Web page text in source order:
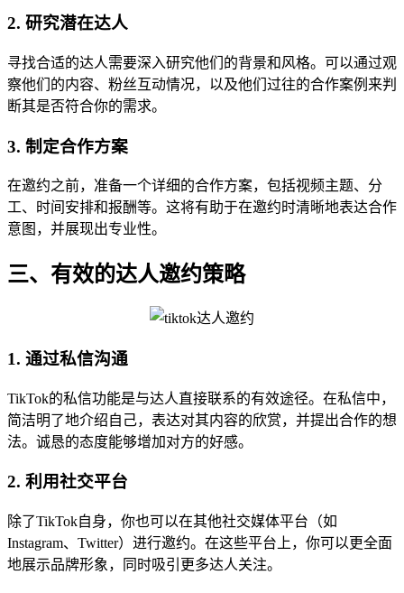
2. 研究潜在达人
寻找合适的达人需要深入研究他们的背景和风格。可以通过观
察他们的内容、粉丝互动情况，以及他们过往的合作案例来判
断其是否符合你的需求。
3. 制定合作方案
在邀约之前，准备一个详细的合作方案，包括视频主题、分
工、时间安排和报酬等。这将有助于在邀约时清晰地表达合作
意图，并展现出专业性。
三、有效的达人邀约策略
1. 通过私信沟通
TikTok的私信功能是与达人直接联系的有效途径。在私信中，
简洁明了地介绍自己，表达对其内容的欣赏，并提出合作的想
法。诚恳的态度能够增加对方的好感。
2. 利用社交平台
除了TikTok自身，你也可以在其他社交媒体平台（如
Instagram、Twitter）进行邀约。在这些平台上，你可以更全面
地展示品牌形象，同时吸引更多达人关注。